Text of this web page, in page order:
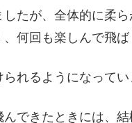
たが、全体的に柔
何回も楽しんで飛ば
れるようになってい
できたときには、